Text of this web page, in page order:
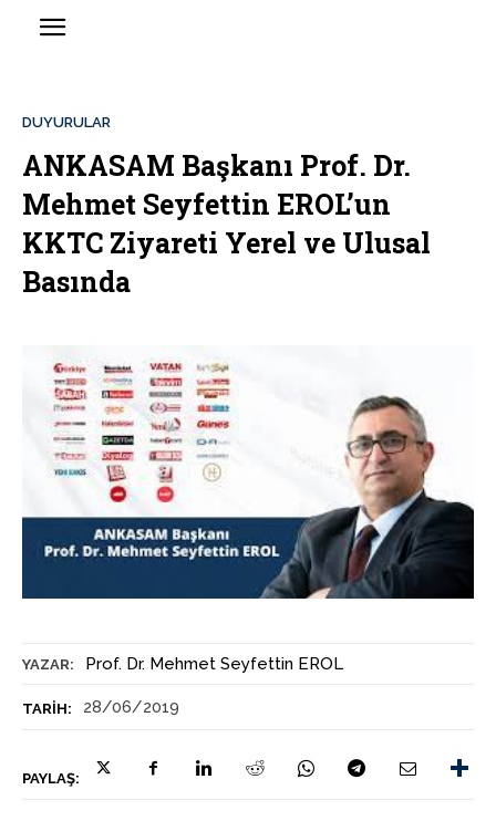
YAZAR: Prof. Dr. Mehmet Seyfettin EROL
TARIH: 28/06/2019
PAYLAŞ:
DUYURULAR
ANKASAM Başkanı Prof. Dr.
Mehmet Seyfettin EROL’un
KKTC Ziyareti Yerel ve Ulusal
Basında